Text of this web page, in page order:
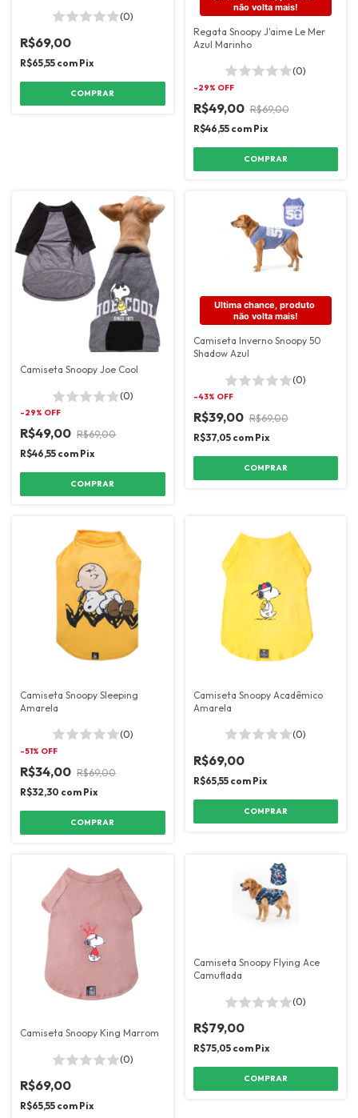
(0)
R$69,00
R$65,55 com Pix
COMPRAR
não volta mais!
Regata Snoopy J'aime Le Mer
Azul Marinho
(0)
-29% OFF
R$49,00 R$69,00
R$46,55 com Pix
COMPRAR
Camiseta Snoopy Joe Cool
(0)
-29% OFF
R$49,00 R$69,00
R$46,55 com Pix
COMPRAR
Ultima chance, produto
não volta mais!
Camiseta Inverno Snoopy 50
Shadow Azul
(0)
-43% OFF
R$39,00 R$69,00
R$37,05 com Pix
COMPRAR
Camiseta Snoopy Sleeping
Amarela
(0)
-51% OFF
R$34,00 R$69,00
R$32,30 com Pix
COMPRAR
Camiseta Snoopy Acadêmico
Amarela
(0)
R$69,00
R$65,55 com Pix
COMPRAR
Camiseta Snoopy King Marrom
(0)
R$69,00
R$65,55 com Pix
Camiseta Snoopy Flying Ace
Camuflada
(0)
R$79,00
R$75,05 com Pix
COMPRAR